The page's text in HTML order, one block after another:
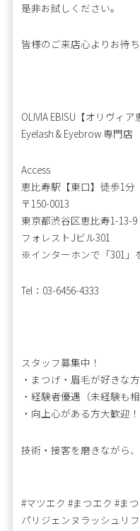
是非お試しください。
皆様のご来店心よりお待ち
OLIVIA EBISU【オリヴィア
Eyelash & Eyebrow 専門店
Access
恵比寿駅【東口】徒歩1分
〒150-0013
東京都渋谷区恵比寿1-13-9
フォレストJビル301
※インターホンで「301」
Tel：03-6456-4333
スタッフ募集中！
・まつげ・眉毛が好きな方
・経験者優遇（未経験も相
・向上心がある方大歓迎！
技術・接客を磨きながら
#マツエク #まつエク #ま
パリジェンヌラッシュリ